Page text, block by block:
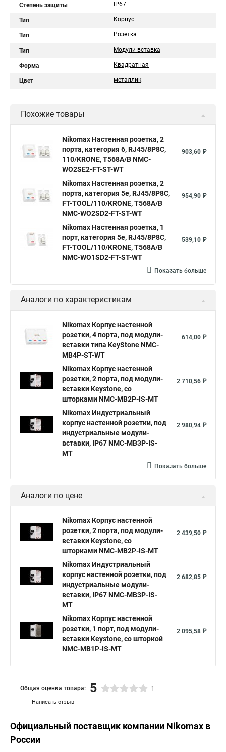
Степень защиты IP67
Тип Корпус
Тип Розетка
Тип Модули-вставка
Форма Квадратная
Цвет металлик
Похожие товары
Nikomax Настенная розетка, 2
порта, категория 6, RJ45/8P8C,
110/KRONE, T568A/B NMC-
WO2SE2-FT-ST-WT
903,60 ₽
Nikomax Настенная розетка, 2
порта, категория 5е, RJ45/8P8C,
FT-TOOL/110/KRONE, T568A/B
NMC-WO2SD2-FT-ST-WT
954,90 ₽
Nikomax Настенная розетка, 1
порт, категория 5е, RJ45/8P8C,
FT-TOOL/110/KRONE, T568A/B
NMC-WO1SD2-FT-ST-WT
539,10 ₽
Показать больше
Аналоги по характеристикам
Nikomax Корпус настенной
розетки, 4 порта, под модули-
вставки типа KeyStone NMC-
MB4P-ST-WT
614,00 ₽
Nikomax Корпус настенной
розетки, 2 порта, под модули-
вставки Keystone, со
шторками NMC-MB2P-IS-MT
2 710,56 ₽
Nikomax Индустриальный
корпус настенной розетки, под
индустриальные модули-
вставки, IP67 NMC-MB3P-IS-
MT
2 980,94 ₽
Показать больше
Аналоги по цене
Nikomax Корпус настенной
розетки, 2 порта, под модули-
вставки Keystone, со
шторками NMC-MB2P-IS-MT
2 439,50 ₽
Nikomax Индустриальный
корпус настенной розетки, под
индустриальные модули-
вставки, IP67 NMC-MB3P-IS-
MT
2 682,85 ₽
Nikomax Корпус настенной
розетки, 1 порт, под модули-
вставки Keystone, со шторкой
NMC-MB1P-IS-MT
2 095,58 ₽
Написать отзыв
Общая оценка товара: 5 1
Официальный поставщик компании Nikomax в
России